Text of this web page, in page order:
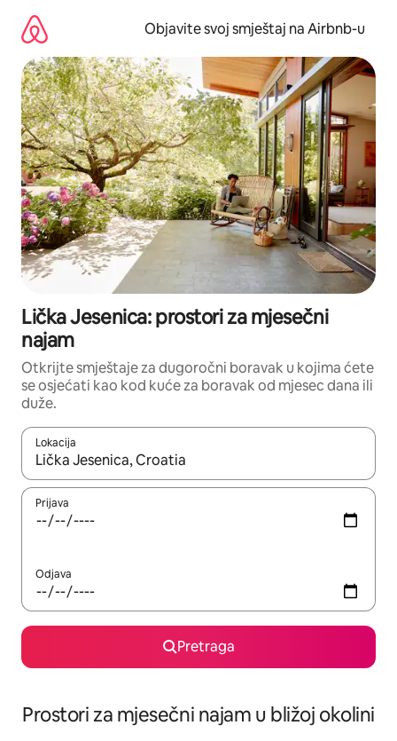
sadržaj
Objavite svoj smještaj na Airbnb-u
Lička Jesenica: prostori za mjesečni
najam
Otkrijte smještaje za dugoročni boravak u kojima ćete
se osjećati kao kod kuće za boravak od mjesec dana ili
duže.
Lokacija
Kad su rezultati dostupni, možete da se krećete kroz njih
Prijava
Odjava
Pretraga
Prostori za mjesečni najam u bližoj okolini